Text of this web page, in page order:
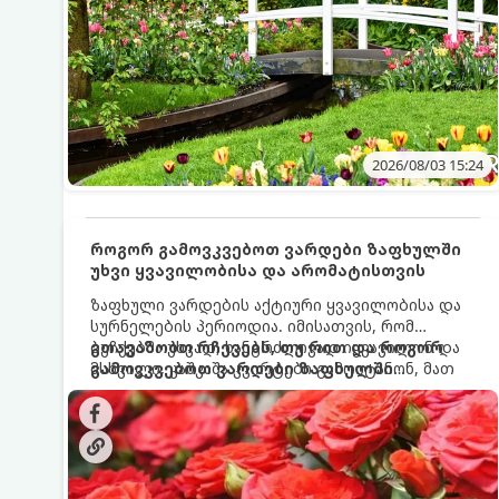
2026/08/03 15:24
როგორ გამოვკვებოთ ვარდები ზაფხულში
უხვი ყვავილობისა და არომატისთვის
ზაფხული ვარდების აქტიური ყვავილობისა და
სურნელების პერიოდია. იმისათვის, რომ
ბუჩქებმა უხვად, ხანგრძლივად იყვავილონ და
მსხვილი, კაშკაშა კვირტები გამოიტანონ, მათ
რეგულარული და სწორი გამოკვება
სჭირდებათ. ზაფხულის პერიოდში მცენარის
მოთხოვნილებები იცვლება, ამიტომ
მნიშვნელოვანია ვიცოდეთ, რომელი სასუქები
გამოიყენება ამ დროს.
გთავაზობთ რჩევებს, თუ რით და როგორ
გამოვკვებოთ ვარდები ზაფხულში
საუკეთესო შედეგის მისაღწევად: